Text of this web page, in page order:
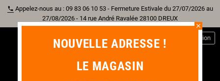
phone Appelez-nous au : 09 83 06 10 53 - Fermeture Estivale du 27/07/2026 au
27/08/2026 - 14 rue André Ravalée 28100 DREUX
Connexion
close
NOUVELLE ADRESSE !
LE MAGASIN